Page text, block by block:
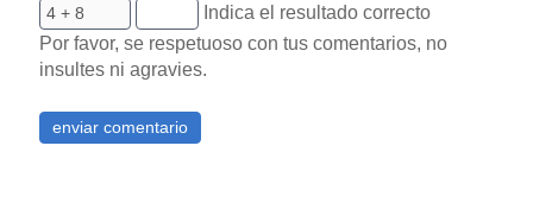
Indica el resultado correcto
Por favor, se respetuoso con tus comentarios, no
insultes ni agravies.